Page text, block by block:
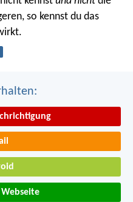
so kennst du das